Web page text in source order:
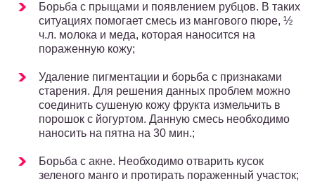
Борьба с прыщами и появлением рубцов. В таких
ситуациях помогает смесь из мангового пюре, ½
ч.л. молока и меда, которая наносится на
пораженную кожу;
Удаление пигментации и борьба с признаками
старения. Для решения данных проблем можно
соединить сушеную кожу фрукта измельчить в
порошок с йогуртом. Данную смесь необходимо
наносить на пятна на 30 мин.;
Борьба с акне. Необходимо отварить кусок
зеленого манго и протирать пораженный участок;